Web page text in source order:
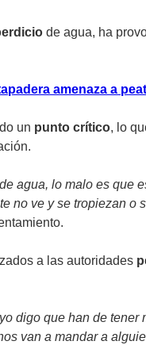
de agua, ha
amenaza a
un punto crítico, lo
agua, lo malo es que
no ve y se tropiezan
a las autoridades
digo que han de
van a mandar a